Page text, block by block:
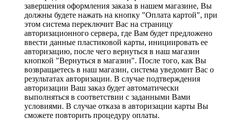
завершения оформления заказа в нашем магазине, Вы
должны будете нажать на кнопку "Оплата картой", при
этом система переключит Вас на страницу
авторизационного сервера, где Вам будет предложено
ввести данные пластиковой карты, инициировать ее
авторизацию, после чего вернуться в наш магазин
кнопкой "Вернуться в магазин". После того, как Вы
возвращаетесь в наш магазин, система уведомит Вас о
результатах авторизации. В случае подтверждения
авторизации Ваш заказ будет автоматически
выполняться в соответствии с заданными Вами
условиями. В случае отказа в авторизации карты Вы
сможете повторить процедуру оплаты.